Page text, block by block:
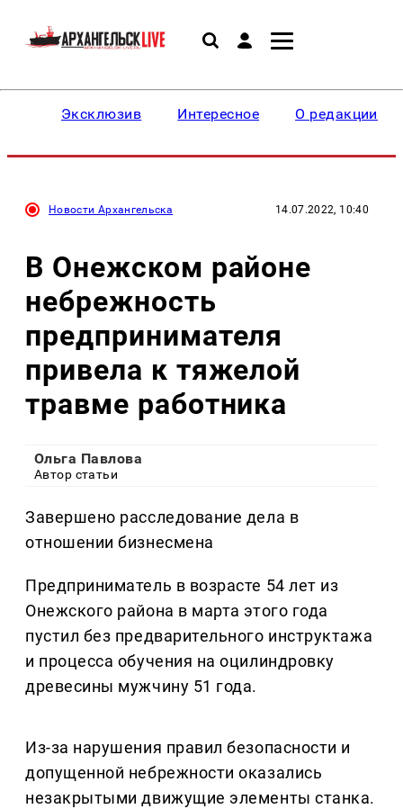
Эксклюзив Интересное О редакции
Новости Архангельска 14.07.2022, 10:40
В Онежском районе
небрежность
предпринимателя
привела к тяжелой
травме работника
Ольга Павлова
Автор статьи
Завершено расследование дела в
отношении бизнесмена
Предприниматель в возрасте 54 лет из
Онежского района в марта этого года
пустил без предварительного инструктажа
и процесса обучения на оцилиндровку
древесины мужчину 51 года.
Из-за нарушения правил безопасности и
допущенной небрежности оказались
незакрытыми движущие элементы станка.